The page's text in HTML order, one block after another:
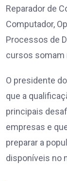
Reparador de
Computador,
Processos de
cursos somam
O presidente
que a
principais
empresas e
preparar a
disponíveis no